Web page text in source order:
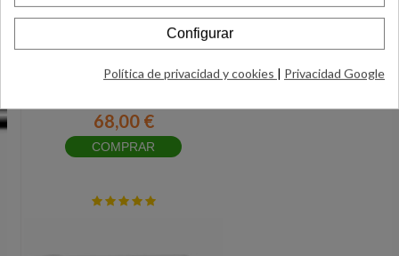
Cámara Digital Instantánea Kodak
68,00 €
COMPRAR
Configurar
Política de privacidad y cookies | Privacidad Google